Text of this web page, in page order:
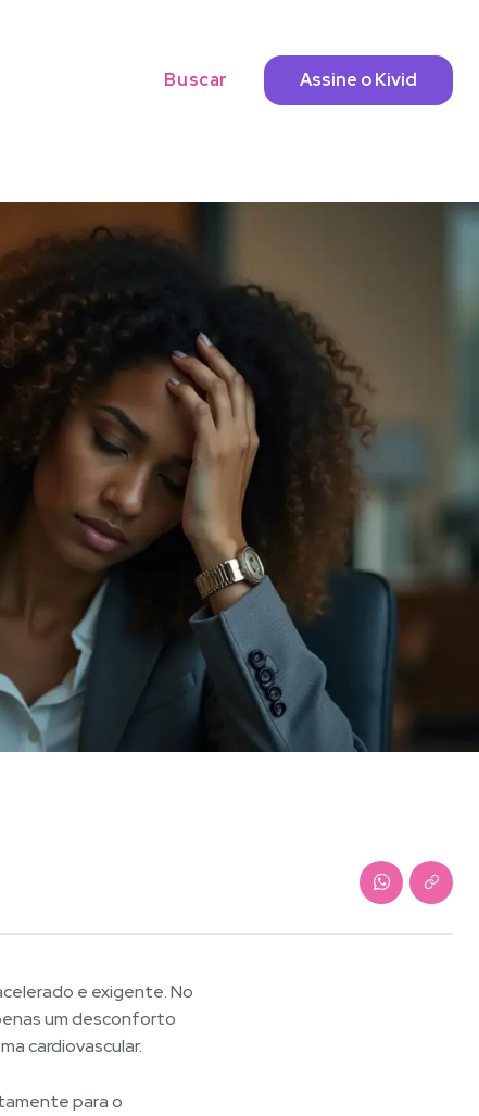
Buscar Assine o Kivid
e exigente. No
um desconforto
cardiovascular.
para o